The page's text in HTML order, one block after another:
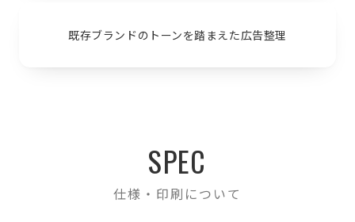
既存ブランドのトーンを踏まえた広告整理
SPEC
仕様・印刷について